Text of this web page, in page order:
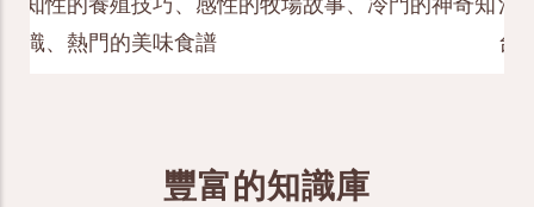
知性的養殖技巧、感性的牧場故事、冷門的神奇知
識、熱門的美味食譜
消
台
豐富的知識庫